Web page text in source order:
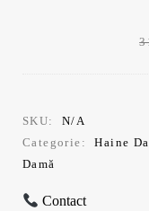
SKU:
N/A
Categorie:
Haine
Damă
Contact